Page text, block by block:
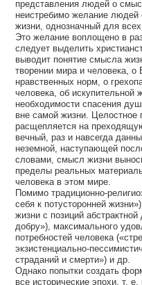
представления людей о
неистребимо желание
жизни, однозначный для
Это желание воплощено в
следует выделить
выводит понятие смысла
творении мира и человека, о
нравственных норм, о
человека, об искупительной
необходимости спасения
вне самой жизни. Целостное
расщепляется на
вечный, раз и навсегда
неземной, наступающей
словами, смысл жизни
пределы реальных
человека в этом мире.
Помимо традиционно-
себя к потусторонней
жизни с позиций
добру»), максимального
потребностей человека
экзистенциально-
страданий и смерти») и др.
Однако попытки создать
все исторические эпохи, т.